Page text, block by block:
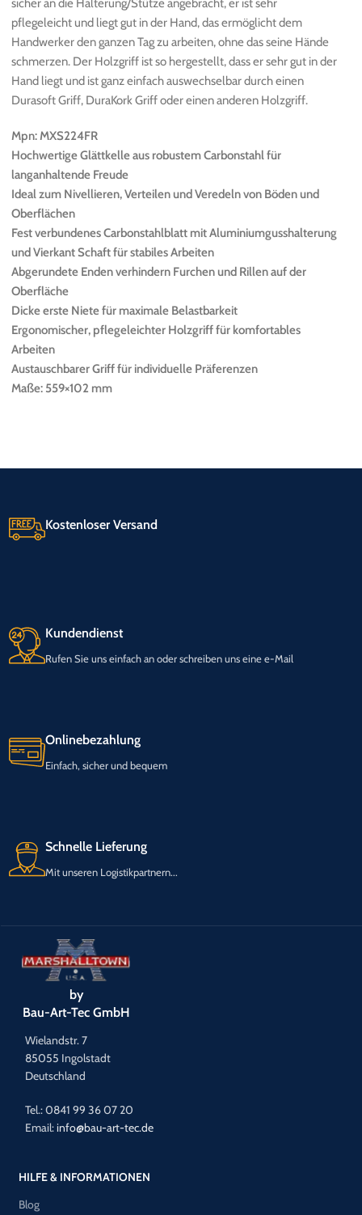
sicher an die Halterung/Stütze angebracht, er ist sehr
pflegeleicht und liegt gut in der Hand, das ermöglicht dem
Handwerker den ganzen Tag zu arbeiten, ohne das seine Hände
schmerzen. Der Holzgriff ist so hergestellt, dass er sehr gut in der
Hand liegt und ist ganz einfach auswechselbar durch einen
Durasoft Griff, DuraKork Griff oder einen anderen Holzgriff.
Mpn: MXS224FR
Hochwertige Glättkelle aus robustem Carbonstahl für
langanhaltende Freude
Ideal zum Nivellieren, Verteilen und Veredeln von Böden und
Oberflächen
Fest verbundenes Carbonstahlblatt mit Aluminiumgusshalterung
und Vierkant Schaft für stabiles Arbeiten
Abgerundete Enden verhindern Furchen und Rillen auf der
Oberfläche
Dicke erste Niete für maximale Belastbarkeit
Ergonomischer, pflegeleichter Holzgriff für komfortables
Arbeiten
Austauschbarer Griff für individuelle Präferenzen
Maße: 559×102 mm
Kostenloser Versand
Kundendienst
Rufen Sie uns einfach an oder schreiben uns eine e-Mail
Onlinebezahlung
Einfach, sicher und bequem
Schnelle Lieferung
Mit unseren Logistikpartnern...
by
Bau-Art-Tec GmbH
Wielandstr. 7
85055 Ingolstadt
Deutschland
Tel.: 0841 99 36 07 20
Email:info@bau-art-tec.de
HILFE & INFORMATIONEN
Blog